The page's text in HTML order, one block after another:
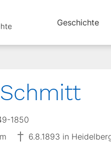
Geschichte
1850
6.8.1893 in